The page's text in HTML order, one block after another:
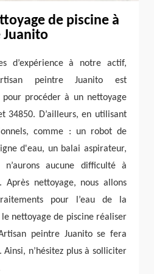
de piscine à
d’expérience à notre actif,
peintre Juanito est
procéder à un nettoyage
34850. D’ailleurs, en utilisant
comme : un robot de
d'eau, un balai aspirateur,
aucune difficulté à
Après nettoyage, nous allons
pour l’eau de la
le nettoyage de piscine réaliser
peintre Juanito se fera
Ainsi, n’hésitez plus à solliciter